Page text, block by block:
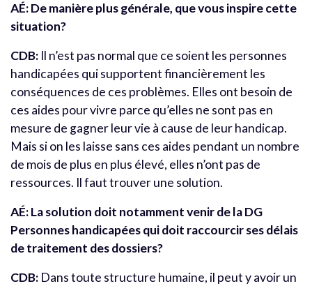
AÉ: De manière plus générale, que vous inspire cette
situation?
CDB: Il n’est pas normal que ce soient les personnes
handicapées qui supportent financièrement les
conséquences de ces problèmes. Elles ont besoin de
ces aides pour vivre parce qu’elles ne sont pas en
mesure de gagner leur vie à cause de leur handicap.
Mais si on les laisse sans ces aides pendant un nombre
de mois de plus en plus élevé, elles n’ont pas de
ressources. Il faut trouver une solution.
AÉ: La solution doit notamment venir de la DG
Personnes handicapées qui doit raccourcir ses délais
de traitement des dossiers?
CDB: Dans toute structure humaine, il peut y avoir un